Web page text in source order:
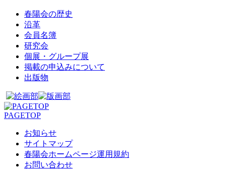
春陽会の歴史
沿革
会員名簿
研究会
個展・グループ展
掲載の申込みについて
出版物
PAGETOP
お知らせ
サイトマップ
春陽会ホームページ運用規約
お問い合わせ